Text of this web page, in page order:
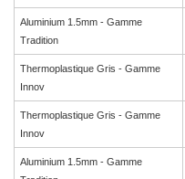
Aluminium 1.5mm - Gamme
Tradition
Thermoplastique Gris - Gamme
Innov
Thermoplastique Gris - Gamme
Innov
Aluminium 1.5mm - Gamme